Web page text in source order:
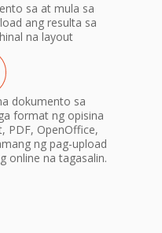
sa at mula sa
ang resulta sa
na layout
dokumento sa
format ng opisina
PDF, OpenOffice,
ng pag-upload
online na tagasalin.